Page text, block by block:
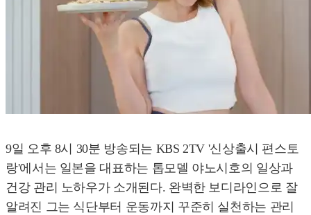
9일 오후 8시 30분 방송되는 KBS 2TV '신상출시 편스토
랑'에서는 일본을 대표하는 톱모델 야노시호의 일상과
건강 관리 노하우가 소개된다. 완벽한 보디라인으로 잘
알려진 그는 식단부터 운동까지 꾸준히 실천하는 관리